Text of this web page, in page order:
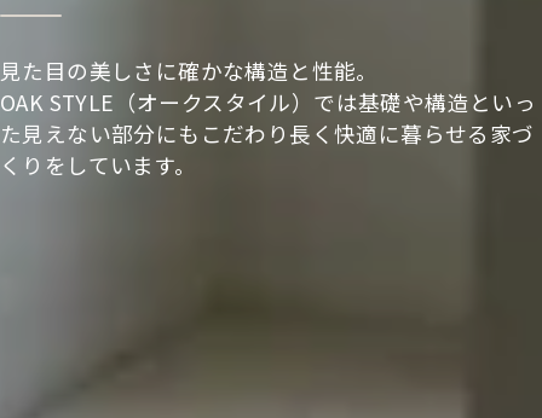
見た目の美しさに確かな構造と性能。
OAK STYLE（オークスタイル）では基礎や構造といっ
た見えない部分にもこだわり長く快適に暮らせる家づ
くりをしています。